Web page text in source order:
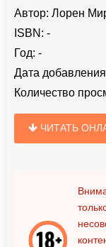
Автор: Лорен
ISBN: -
Год: -
Дата
Количество
ЧИТАТЬ